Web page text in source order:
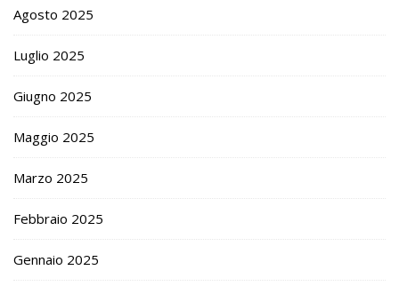
Agosto 2025
Luglio 2025
Giugno 2025
Maggio 2025
Marzo 2025
Febbraio 2025
Gennaio 2025